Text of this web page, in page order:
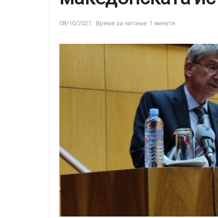
08/10/2021 Време за читање: 1 минути